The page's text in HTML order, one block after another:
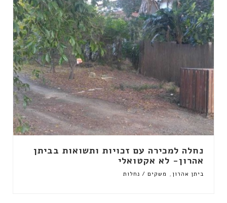
נחלה למכירה עם זכויות ותשואות בביתן
אהרון- לא אקטואלי
ביתן אהרון , משקים / נחלות